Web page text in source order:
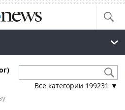
Все категории 199231 ▼